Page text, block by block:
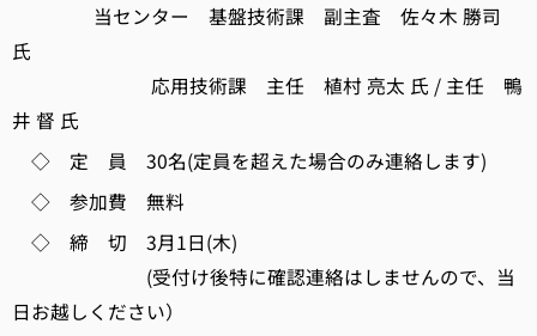
当センター 基盤技術課 副主査 佐々木 勝司
氏
応用技術課 主任 植村 亮太 氏 / 主任 鴨
井 督 氏
◇ 定 員 30名(定員を超えた場合のみ連絡します)
◇ 参加費 無料
◇ 締 切 3月1日(木)
(受付け後特に確認連絡はしませんので、当
日お越しください）